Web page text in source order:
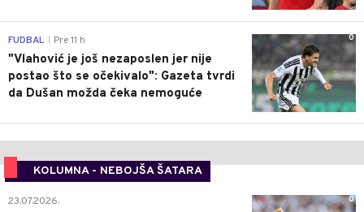
0
FUDBAL Pre 11 h
"Vlahović je još nezaposlen jer nije
postao što se očekivalo": Gazeta tvrdi
da Dušan možda čeka nemoguće
KOLUMNA - NEBOJŠA ŠATARA
0
23.07.2026.